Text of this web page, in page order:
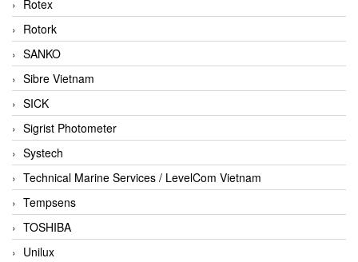
Rotex
Rotork
SANKO
Sibre Vietnam
SICK
Sigrist Photometer
Systech
Technical Marine Services / LevelCom Vietnam
Tempsens
TOSHIBA
Unilux